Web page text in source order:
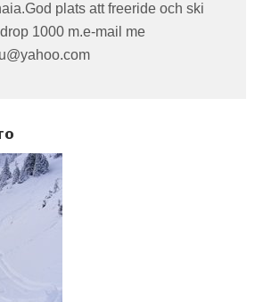
plats att freeride och ski
1000 m.e-mail me